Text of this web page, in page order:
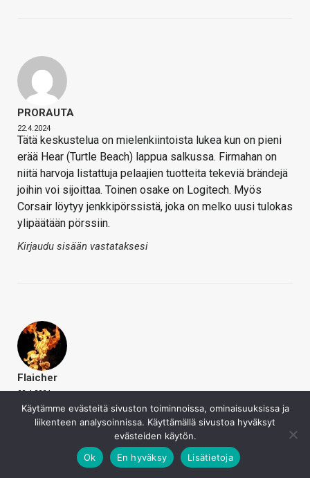
PRORAUTA
22.4.2024
Tätä keskustelua on mielenkiintoista lukea kun on pieni
erää Hear (Turtle Beach) lappua salkussa. Firmahan on
niitä harvoja listattuja pelaajien tuotteita tekeviä brändejä
joihin voi sijoittaa. Toinen osake on Logitech. Myös
Corsair löytyy jenkkipörssistä, joka on melko uusi tulokas
ylipäätään pörssiin.
Kirjaudu sisään vastataksesi
Flaicher
22.4.2024
Harmi vaan kun ei ainakaan uusimpiin näppiksiin ole ollut
Nordicia tarjolla.
Kirjaudu sisään vastataksesi
Käytämme evästeitä sivuston toiminnoissa, ominaisuuksissa ja
liikenteen analysoinnissa. Käyttämällä sivustoa hyväksyt
evästeiden käytön.
Ok
En hyväksy Lisätietoja